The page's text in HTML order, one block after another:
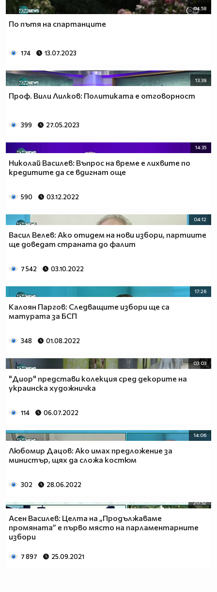
04:58
По пътя на спартанците
174 13.07.2023
13:39
Проф. Вили Лилков: Политиката е отговорност
399 27.05.2023
14:35
Николай Василев: Въпрос на време е лихвите по
кредитите да се вдигнат още
590 03.12.2022
04:12
Васил Велев: Ако отидем на нови избори, партиите
ще доведат страната до фалит
7 542 03.10.2022
17:26
Калоян Паргов: Следващите избори ще са
матурата за БСП
348 01.08.2022
03:03
"Диор" представи колекция сред декорите на
украинска художничка
114 06.07.2022
14:06
Любомир Дацов: Ако имах предложение за
министър, щях да сложа костюм
302 28.06.2022
20:52
Асен Василев: Целта на „Продължаваме
промяната” е първо място на парламентарните
избори
7 897 25.09.2021